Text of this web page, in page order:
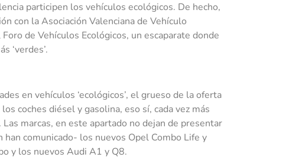
participen los vehículos ecológicos. De hecho,
con la Asociación Valenciana de Vehículo
de Vehículos Ecológicos, un escaparate donde
‘verdes’.
en vehículos ‘ecológicos’, el grueso de la oferta
coches diésel y gasolina, eso sí, cada vez más
marcas, en este apartado no dejan de presentar
comunicado- los nuevos Opel Combo Life y
y los nuevos Audi A1 y Q8.